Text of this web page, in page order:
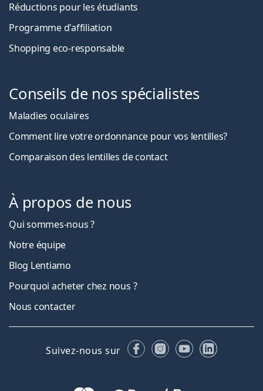
Réductions pour les étudiants
Programme d'affiliation
Shopping eco-responsable
Conseils de nos spécialistes
Maladies oculaires
Comment lire votre ordonnance pour vos lentilles?
Comparaison des lentilles de contact
À propos de nous
Qui sommes-nous ?
Notre équipe
Blog Lentiamo
Pourquoi acheter chez nous ?
Nous contacter
Suivez-nous sur FacebookInstagram
YouTubeLinkedIn